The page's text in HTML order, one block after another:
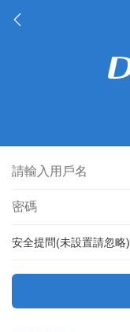
安全提問(未設置請忽略)